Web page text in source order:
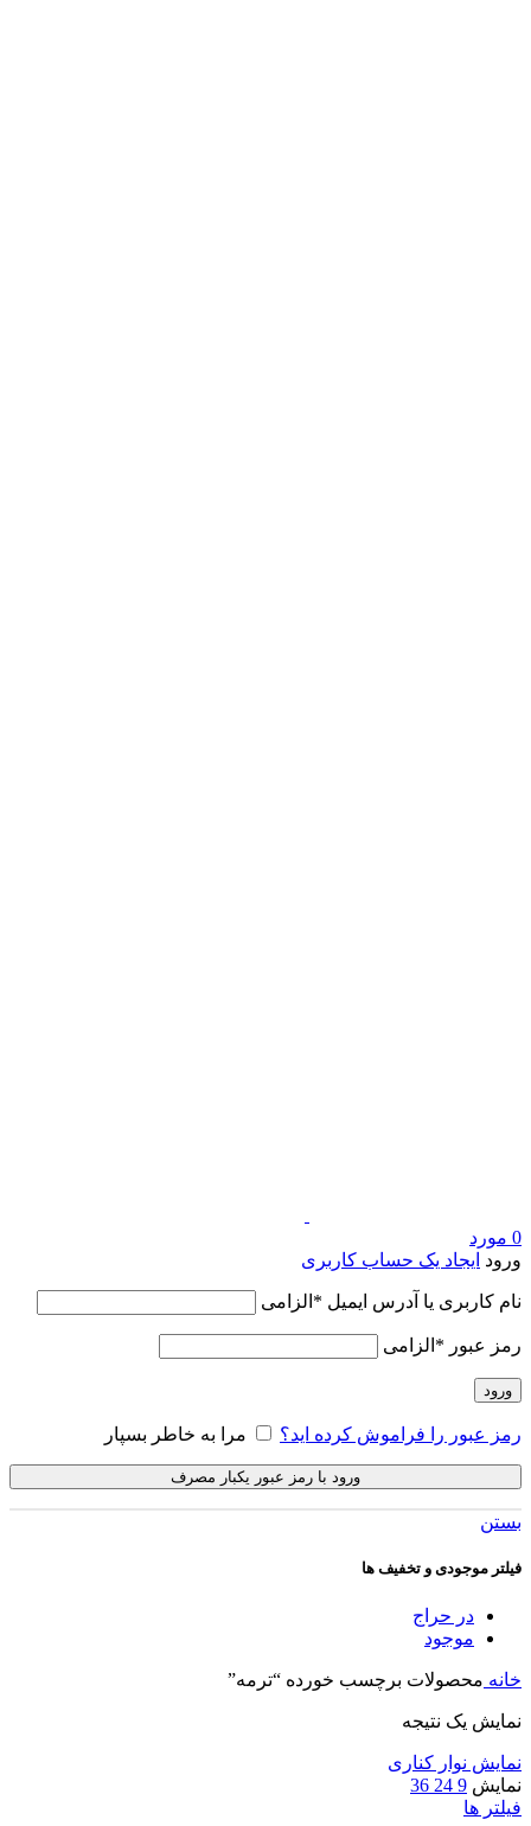
0 مورد
ورود ایجاد یک حساب کاربری
نام کاربری یا آدرس ایمیل * الزامی
رمز عبور * الزامی
ورود
رمز عبور را فراموش کرده اید؟ مرا به خاطر بسپار
ورود با رمز عبور یکبار مصرف
بستن
فیلتر موجودی و تخفیف ها
در حراج
موجود
خانه محصولات برچسب خورده “ترمه”
نمایش یک نتیجه
نمایش نوار کناری
نمایش 9
24
36
فیلتر ها